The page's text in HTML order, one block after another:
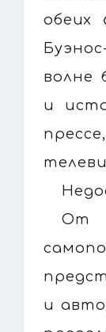
обеих
волне
и
От
и